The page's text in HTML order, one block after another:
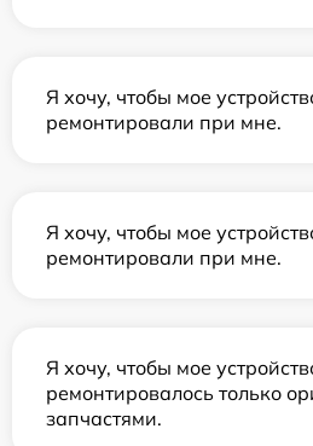
Я хочу, чтобы мое
ремонтировали при мне.
Я хочу, чтобы мое
ремонтировали при мне.
Я хочу, чтобы мое
ремонтировалось только
запчастями.